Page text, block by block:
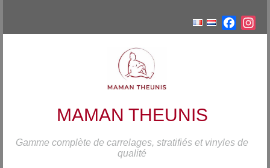
MAMAN THEUNIS
Gamme complète de carrelages, stratifiés et vinyles de
qualité